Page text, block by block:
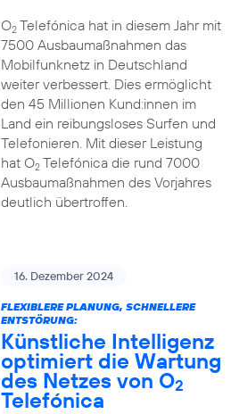
O2Telefónica hat in diesem Jahr mit
7500 Ausbaumaßnahmen das
Mobilfunknetz in Deutschland
weiter verbessert. Dies ermöglicht
den 45 Millionen Kund:innen im
Land ein reibungsloses Surfen und
Telefonieren. Mit dieser Leistung
hat O2Telefónica die rund 7000
Ausbaumaßnahmen des Vorjahres
deutlich übertroffen.
16. Dezember 2024
FLEXIBLERE PLANUNG, SCHNELLERE
ENTSTÖRUNG:
Künstliche Intelligenz
optimiert die Wartung
des Netzes von O2
Telefónica